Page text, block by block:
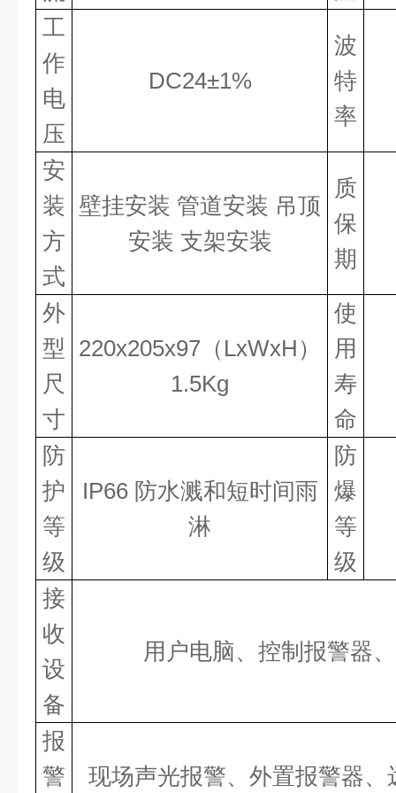
工
作
电
压
DC24±1%
波
特
率
安
装
方
式
壁挂安装 管道安装 吊顶
安装 支架安装
质
保
期
外
型
尺
寸
220x205x97（LxWxH）
1.5Kg
使
用
寿
命
防
护
等
级
IP66 防水溅和短时间雨
淋
防
爆
等
级
接
收
设
备
用户电脑、控制报警器、
报
警
现场声光报警、外置报警器